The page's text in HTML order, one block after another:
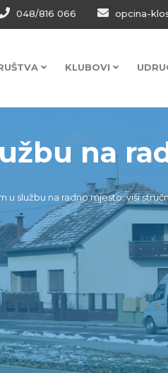
048/816 066 opcina-
KLUBOVI
na
u službu na radno mjesto: viši